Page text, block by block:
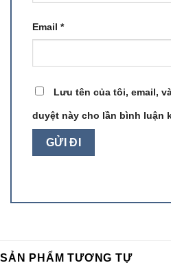
Email *
Lưu tên của tôi, email,
duyệt này cho lần bình luận
SẢN PHẨM TƯƠNG TỰ